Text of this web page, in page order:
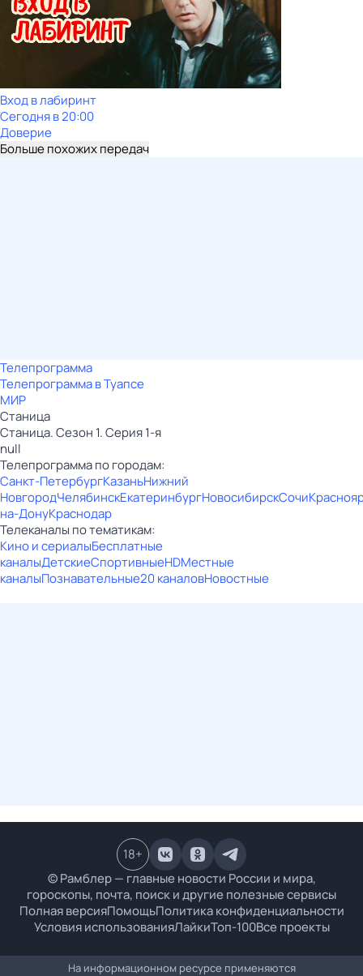
Вход в лабиринт
Сегодня в 20:00
Доверие
Больше похожих передач
Телепрограмма
Телепрограмма в Туапсе
МИР
Станица
Станица. Сезон 1. Серия 1-я
null
Телепрограмма по городам:
Санкт-ПетербургКазаньНижний
НовгородЧелябинскЕкатеринбургНовосибирскСочи
на-ДонуКраснодар
Телеканалы по тематикам:
Кино и сериалыБесплатные
каналыДетскиеСпортивныеHDМестные
каналыПознавательные20 каналовНовостные
© Рамблер — главные новости России и мира,
гороскопы, почта, поиск и другие полезные сервисы
Полная версияПомощьПолитика конфиденциальности
Условия использованияЛайкиТоп-100Все проекты
18+
На информационном ресурсе применяются